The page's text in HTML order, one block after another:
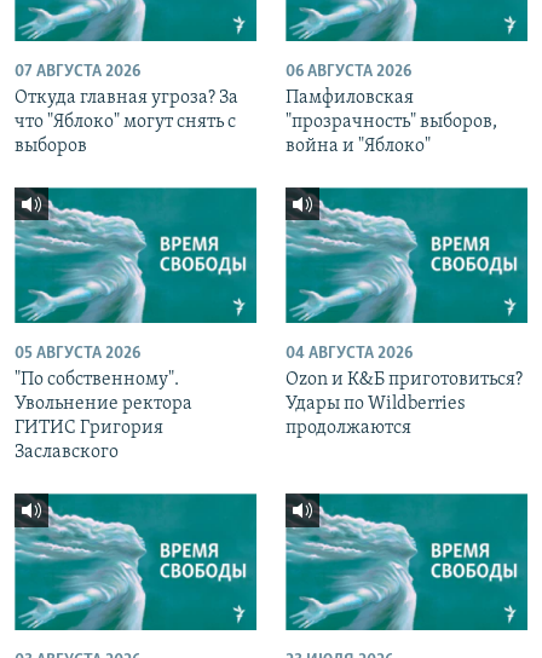
07 АВГУСТА 2026
Откуда главная угроза? За
что "Яблоко" могут снять с
выборов
06 АВГУСТА 2026
Памфиловская
"прозрачность" выборов,
война и "Яблоко"
05 АВГУСТА 2026
"По собственному".
Увольнение ректора
ГИТИС Григория
Заславского
04 АВГУСТА 2026
Ozon и К&Б приготовиться?
Удары по Wildberries
продолжаются